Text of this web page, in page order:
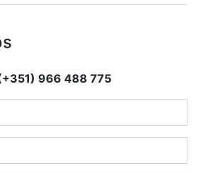
966 488 775